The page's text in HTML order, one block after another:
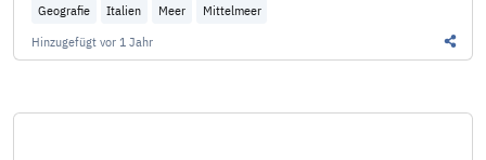
Geografie Italien Meer
Mittelmeer
Hinzugefügt vor 1 Jahr